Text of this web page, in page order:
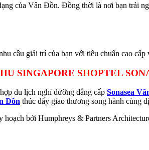
của Vân Đồn. Đồng thời là nơi bạn trải
cầu giải trí của bạn với tiêu chuẩn cao cấp
SINGAPORE SHOPTEL
du lịch nghỉ dưỡng đẳng cấp Sonasea
Đồn thúc đẩy giao thương song hành cùng
bởi Humphreys & Partners